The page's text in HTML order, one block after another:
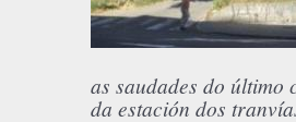
as saudades do último
da estación dos